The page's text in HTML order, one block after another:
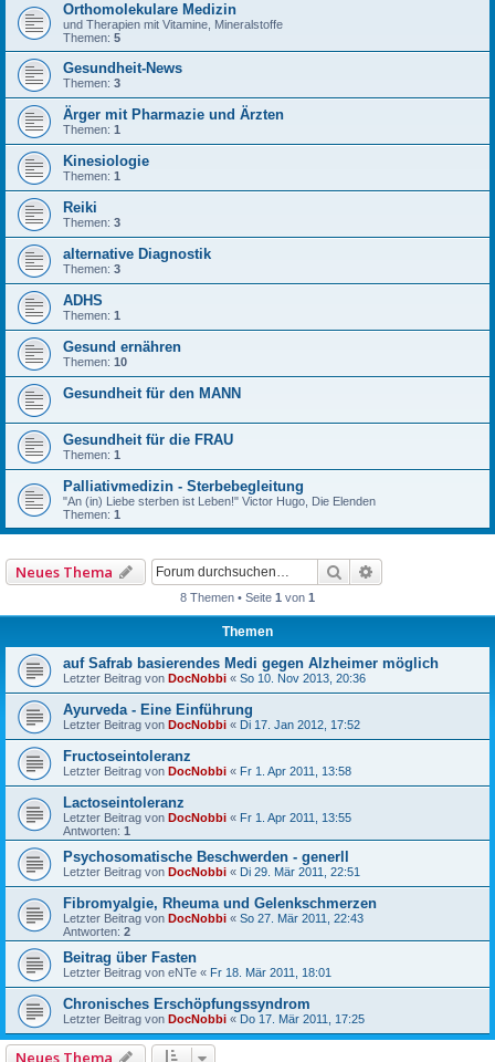
Orthomolekulare Medizin
und Therapien mit Vitamine, Mineralstoffe
Themen: 5
Gesundheit-News
Themen: 3
Ärger mit Pharmazie und Ärzten
Themen: 1
Kinesiologie
Themen: 1
Reiki
Themen: 3
alternative Diagnostik
Themen: 3
ADHS
Themen: 1
Gesund ernähren
Themen: 10
Gesundheit für den MANN
Gesundheit für die FRAU
Themen: 1
Palliativmedizin - Sterbebegleitung
"An (in) Liebe sterben ist Leben!" Victor Hugo, Die Elenden
Themen: 1
Neues Thema Suche
8 Themen • Seite 1 von 1
Themen
auf Safrab basierendes Medi gegen Alzheimer möglich
Letzter Beitrag von DocNobbi « So 10. Nov 2013, 20:36
Ayurveda - Eine Einführung
Letzter Beitrag von DocNobbi « Di 17. Jan 2012, 17:52
Fructoseintoleranz
Letzter Beitrag von DocNobbi « Fr 1. Apr 2011, 13:58
Lactoseintoleranz
Letzter Beitrag von DocNobbi « Fr 1. Apr 2011, 13:55
Antworten: 1
Psychosomatische Beschwerden - generll
Letzter Beitrag von DocNobbi « Di 29. Mär 2011, 22:51
Fibromyalgie, Rheuma und Gelenkschmerzen
Letzter Beitrag von DocNobbi « So 27. Mär 2011, 22:43
Antworten: 2
Beitrag über Fasten
Letzter Beitrag von eNTe « Fr 18. Mär 2011, 18:01
Chronisches Erschöpfungssyndrom
Letzter Beitrag von DocNobbi « Do 17. Mär 2011, 17:25
Neues Thema